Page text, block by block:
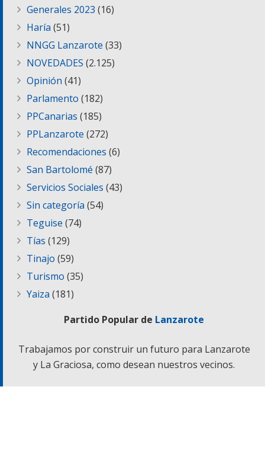
Generales 2023 (16)
Haría (51)
NNGG Lanzarote (33)
NOVEDADES (2.125)
Opinión (41)
Parlamento (182)
PPCanarias (185)
PPLanzarote (272)
Recomendaciones (6)
San Bartolomé (87)
Servicios Sociales (43)
Sin categoría (54)
Teguise (74)
Tías (129)
Tinajo (59)
Turismo (35)
Yaiza (181)
Partido Popular de Lanzarote
Trabajamos por construir un futuro para Lanzarote
y La Graciosa, como desean nuestros vecinos.